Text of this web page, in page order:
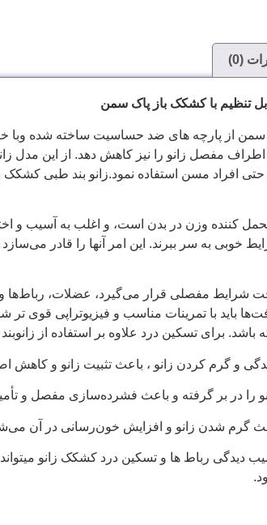
(0)
تنظیم با کشکک باز پاک سمن
سمن از پارچه های ضد حساسیت ساخته شده
مفصل زانو را نیز کاهش دهد. از این مدل
و حتی افراد مسن استفاده نمود.زانو بند طبی
کننده وزن در بدن است، و اغلب به آسیب و
خوبی به سر ببرند. این امر آنها را قادر
شرایط مفصلی قرار می‌گیرد، عضلات،
باید با تمرینات مناسب و فیزیوتراپی قوی
باشد. برای تسکین درد علاوه بر استفاده از
و گرم کردن زانو ، باعث تثبیت زانو
را در بر گرفته و باعث‌ فشرده‌سازی مفصل و
باعث گرم شدن زانو و افزایش خون‌رسانی در آن
دیدگی رباط ها و تسکین درد کشکک زانو